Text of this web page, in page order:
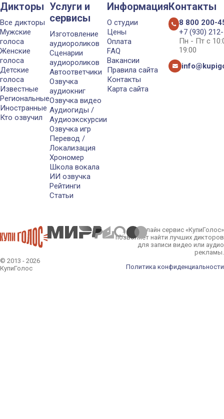
Дикторы
Все дикторы
Мужские
голоса
Женские
голоса
Детские
голоса
Известные
Региональные
Иностранные
Кто озвучил
Услуги и
сервисы
Изготовление
аудиороликов
Сценарии
аудиороликов
Автоответчики
Озвучка
аудиокниг
Озвучка видео
Аудиогиды /
Аудиоэкскурсии
Озвучка игр
Перевод /
Локализация
Хрономер
Школа вокала
ИИ озвучка
Рейтинги
Статьи
Информация
О студии
Цены
Оплата
FAQ
Вакансии
Правила сайта
Контакты
Карта сайта
Контакты
8 800 200-
+7 (930)
Пн - Пт с
19:00
© 2013 - 2026
КупиГолос
Онлайн сервис «КупиГолос»
позволяет найти лучших дикторов
для записи видео или аудио
рекламы.
Политика конфиденциальности